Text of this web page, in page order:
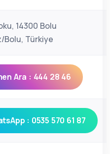
14300 Bolu
Bolu, Türkiye
Ara : 444 28 46
: 0535 570 61 87